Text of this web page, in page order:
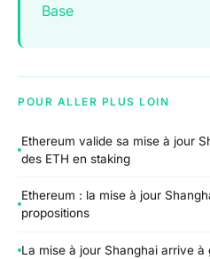
Base
POUR ALLER PLUS LOIN
Ethereum valide sa mise à jour
des ETH en staking
Ethereum : la mise à jour
propositions
La mise à jour Shanghai arrive à